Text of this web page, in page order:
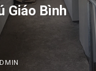
Giáo Bình